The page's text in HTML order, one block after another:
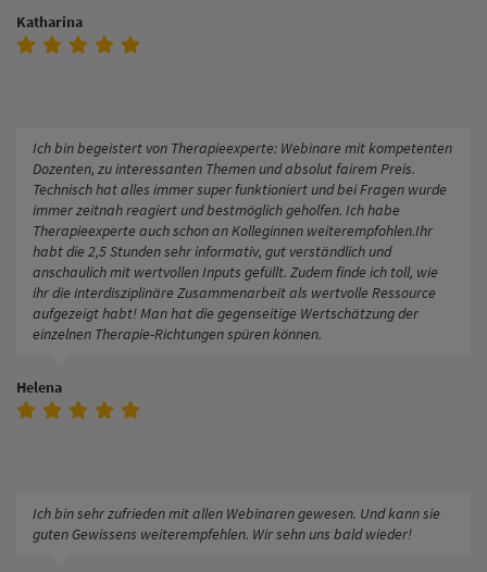
Katharina
Ich bin begeistert von Therapieexperte: Webinare mit kompetenten
Dozenten, zu interessanten Themen und absolut fairem Preis.
Technisch hat alles immer super funktioniert und bei Fragen wurde
immer zeitnah reagiert und bestmöglich geholfen. Ich habe
Therapieexperte auch schon an Kolleginnen weiterempfohlen.Ihr
habt die 2,5 Stunden sehr informativ, gut verständlich und
anschaulich mit wertvollen Inputs gefüllt. Zudem finde ich toll, wie
ihr die interdisziplinäre Zusammenarbeit als wertvolle Ressource
aufgezeigt habt! Man hat die gegenseitige Wertschätzung der
einzelnen Therapie-Richtungen spüren können.
Helena
Ich bin sehr zufrieden mit allen Webinaren gewesen. Und kann sie
guten Gewissens weiterempfehlen. Wir sehn uns bald wieder!